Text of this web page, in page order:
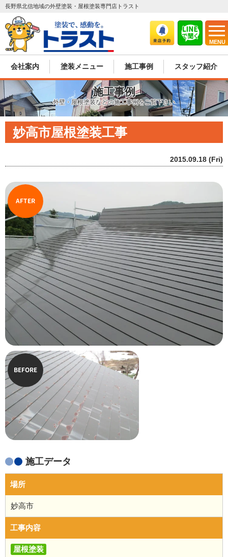
MENU
長野県北信地域の外壁塗装・屋根塗装専門店トラスト
会社案内 塗装メニュー 施工事例 スタッフ紹介
施工事例
外壁・屋根塗装などの施工事例をご覧下さい
妙高市屋根塗装工事
2015.09.18 (Fri)
AFTER
BEFORE
施工データ
場所
妙高市
工事内容
屋根塗装